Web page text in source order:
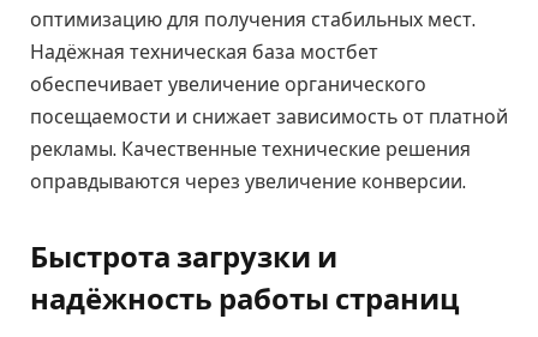
оптимизацию для получения стабильных мест.
Надёжная техническая база мостбет
обеспечивает увеличение органического
посещаемости и снижает зависимость от платной
рекламы. Качественные технические решения
оправдываются через увеличение конверсии.
Быстрота загрузки и
надёжность работы страниц